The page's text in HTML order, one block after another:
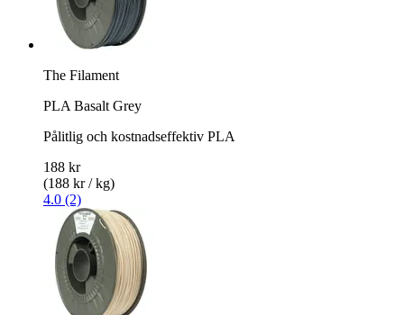
The Filament
PLA Basalt Grey
Pålitlig och kostnadseffektiv PLA
188 kr
(188 kr / kg)
4.0 (2)